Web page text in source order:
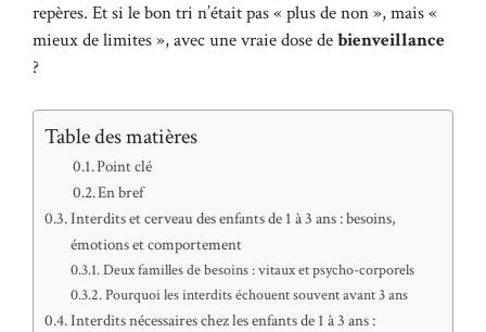
repères. Et si le bon tri n’était pas « plus de non », mais «
mieux de limites », avec une vraie dose debienveillance
?
Table des matières
Point clé
En bref
Interdits et cerveau des enfants de 1 à 3 ans : besoins,
émotions et comportement
Deux familles de besoins : vitaux et psycho-corporels
Pourquoi les interdits échouent souvent avant 3 ans
Interdits nécessaires chez les enfants de 1 à 3 ans :